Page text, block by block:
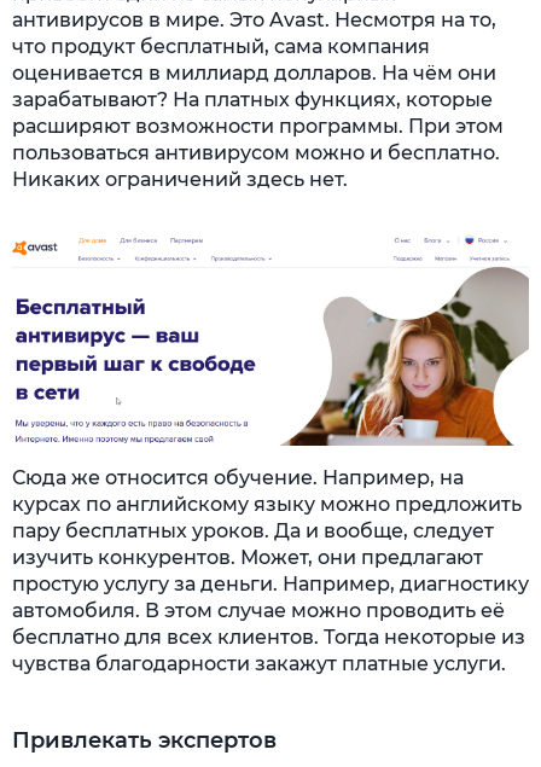
антивирусов в мире. Это Avast. Несмотря на то,
что продукт бесплатный, сама компания
оценивается в миллиард долларов. На чём они
зарабатывают? На платных функциях, которые
расширяют возможности программы. При этом
пользоваться антивирусом можно и бесплатно.
Никаких ограничений здесь нет.
Сюда же относится обучение. Например, на
курсах по английскому языку можно предложить
пару бесплатных уроков. Да и вообще, следует
изучить конкурентов. Может, они предлагают
простую услугу за деньги. Например, диагностику
автомобиля. В этом случае можно проводить её
бесплатно для всех клиентов. Тогда некоторые из
чувства благодарности закажут платные услуги.
Привлекать экспертов